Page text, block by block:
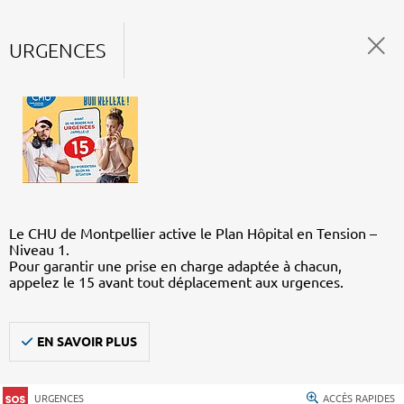
URGENCES
Le CHU de Montpellier active le Plan Hôpital en Tension –
Niveau 1.
Pour garantir une prise en charge adaptée à chacun,
appelez le 15 avant tout déplacement aux urgences.
EN SAVOIR PLUS
URGENCES ACCÈS RAPIDES